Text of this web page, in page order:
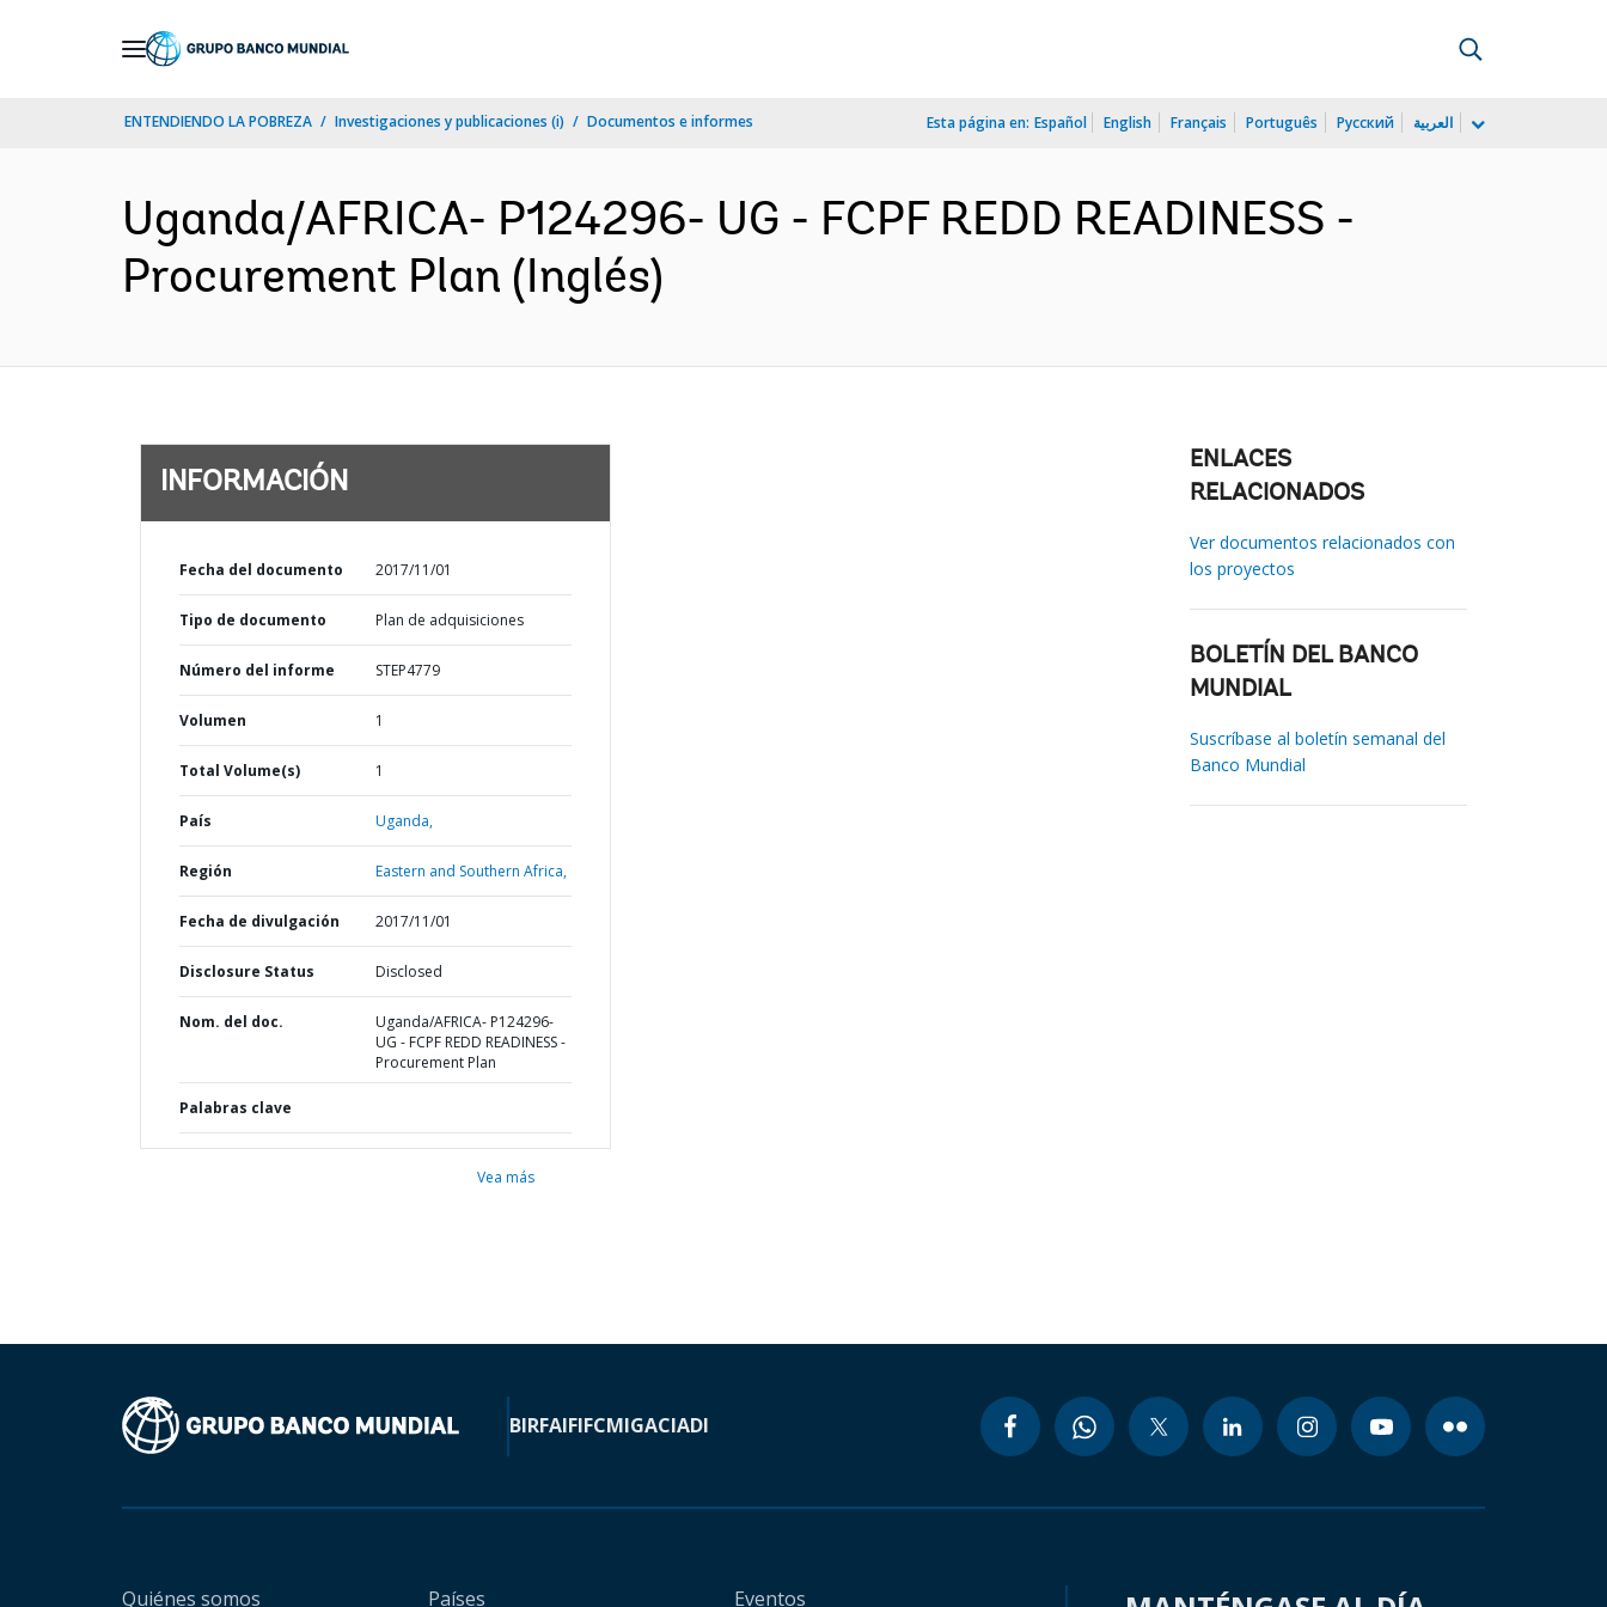
ENTENDIENDO LA POBREZA Investigaciones y publicaciones (i) Documentos e informes Esta página en: Español English Français Português Русский العربية
Uganda/AFRICA- P124296- UG - FCPF REDD READINESS -
Procurement Plan (Inglés)
INFORMACIÓN
Fecha del documento 2017/11/01
Tipo de documento Plan de adquisiciones
Número del informe STEP4779
Volumen 1
Total Volume(s) 1
País Uganda,
Región Eastern and Southern Africa,
Fecha de divulgación 2017/11/01
Disclosure Status Disclosed
Nom. del doc.
Uganda/AFRICA- P124296-
UG - FCPF REDD READINESS -
Procurement Plan
Palabras clave
Vea más
ENLACES
RELACIONADOS
Ver documentos relacionados con
los proyectos
BOLETÍN DEL BANCO
MUNDIAL
Suscríbase al boletín semanal del
Banco Mundial
BIRFAIFIFCMIGACIADI
Quiénes somos Países Eventos